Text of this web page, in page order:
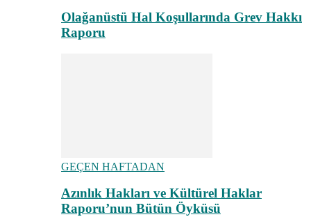
Olağanüstü Hal Koşullarında Grev Hakkı
Raporu
GEÇEN HAFTADAN
Azınlık Hakları ve Kültürel Haklar
Raporu’nun Bütün Öyküsü